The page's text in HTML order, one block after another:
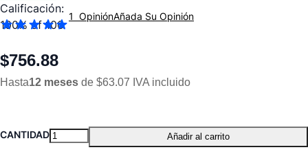
Calificación:
100% of100
1 OpiniónAñada Su Opinión
$756.88
Hasta12 meses de $63.07 IVA incluido
CANTIDAD Añadir al carrito